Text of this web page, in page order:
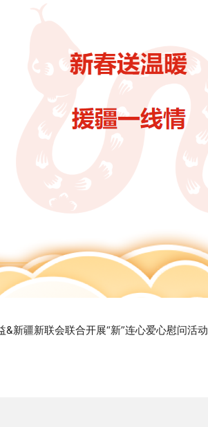
新疆新联会联合开展“新”连心爱心慰问活动